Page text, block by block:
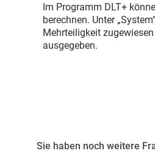
Im Programm DLT+
berechnen. Unter
Mehrteiligkeit
ausgegeben.
Sie haben noch weitere